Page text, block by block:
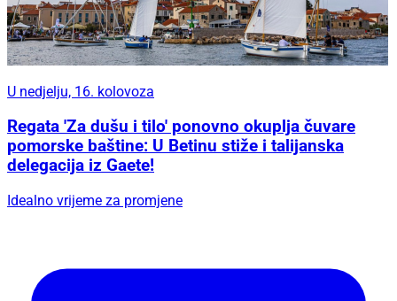
U nedjelju, 16. kolovoza
Regata 'Za dušu i tilo' ponovno okuplja čuvare
pomorske baštine: U Betinu stiže i talijanska
delegacija iz Gaete!
Idealno vrijeme za promjene